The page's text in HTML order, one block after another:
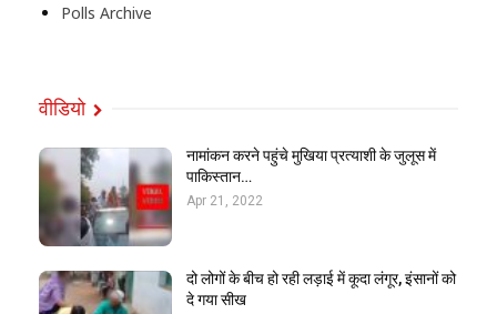
Polls Archive
वीडियो
नामांकन करने पहुंचे मुखिया प्रत्याशी के जुलूस में
पाकिस्तान…
Apr 21, 2022
दो लोगों के बीच हो रही लड़ाई में कूदा लंगूर, इंसानों को
दे गया सीख